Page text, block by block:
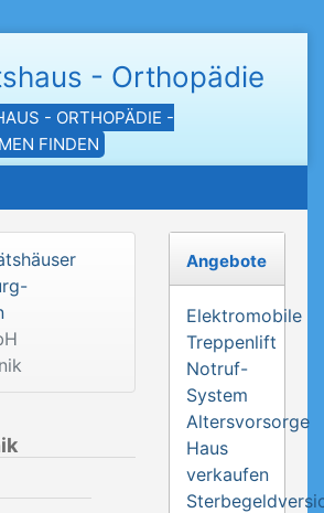
- Orthopädie
- ORTHOPÄDIE -
FINDEN
Angebote
Elektromobile
Treppenlift
Notruf-
System
Altersvorsorge
Haus
verkaufen